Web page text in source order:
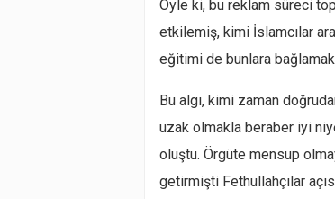
Öyle ki, bu reklam süreci
etkilemiş, kimi İslamcılar
eğitimi de bunlara
Bu algı, kimi zaman
uzak olmakla beraber iyi
oluştu. Örgüte mensup
getirmişti Fethullahçılar